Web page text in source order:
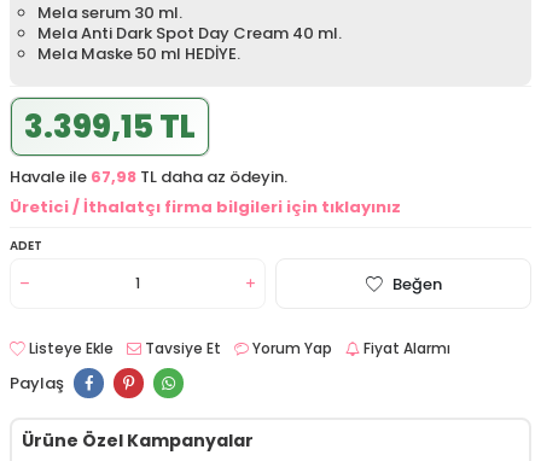
Mela serum 30 ml.
Mela Anti Dark Spot Day Cream 40 ml.
Mela Maske 50 ml HEDİYE.
3.399,15 TL
Havale ile 67,98 TL daha az ödeyin.
Üretici / İthalatçı firma bilgileri için tıklayınız
ADET
Beğen
Listeye Ekle Tavsiye Et Yorum Yap Fiyat Alarmı
Paylaş
Ürüne Özel Kampanyalar